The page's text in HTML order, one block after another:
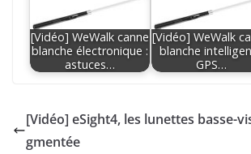
[Vidéo] WeWalk canne
blanche électronique :
astuces…
[Vidéo] WeWalk
blanche
GPS…
[Vidéo] eSight4, les lunettes basse-
gmentée